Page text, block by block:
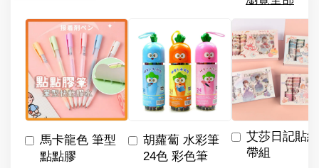
馬卡龍色 筆型
點點膠
胡蘿蔔 水彩筆
24色 彩色筆
艾莎日記貼
帶組